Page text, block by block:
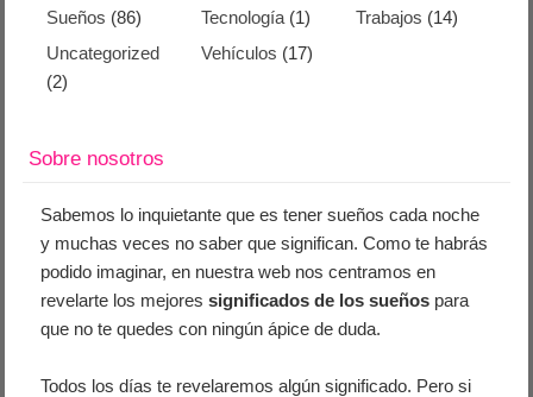
Sueños (86) Tecnología (1) Trabajos (14)
Uncategorized
(2)
Vehículos (17)
Sobre nosotros
Sabemos lo inquietante que es tener sueños cada noche
y muchas veces no saber que significan. Como te habrás
podido imaginar, en nuestra web nos centramos en
revelarte los mejoressignificados de los sueños para
que no te quedes con ningún ápice de duda.
Todos los días te revelaremos algún significado. Pero si